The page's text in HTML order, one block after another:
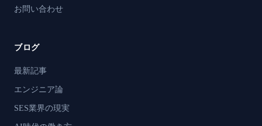
お問い合わせ
ブログ
最新記事
エンジニア論
SES業界の現実